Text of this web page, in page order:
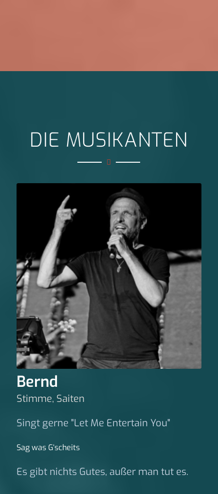
DIE MUSIKANTEN
Bernd
Stimme, Saiten
Singt gerne "Let Me Entertain You"
Sag was G‘scheits
Es gibt nichts Gutes, außer man tut es.